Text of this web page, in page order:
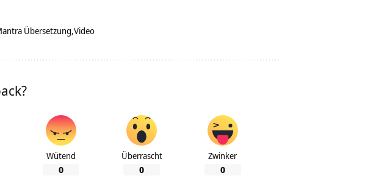
Übersetzung Video
Wütend
0
Überrascht
0
Zwinker
0